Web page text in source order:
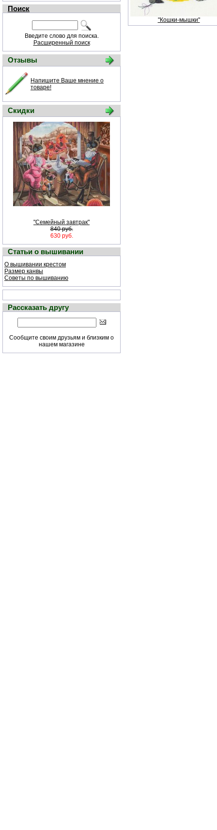
Поиск
Введите слово для поиска.
Расширенный поиск
Отзывы
Напишите Ваше мнение о
товаре!
Скидки
"Семейный завтрак"
840 руб.
630 руб.
Статьи о вышивании
О вышивании крестом
Размер канвы
Советы по вышиванию
Рассказать другу
Сообщите своим друзьям и близким о
нашем магазине
"Кошки-мышки"